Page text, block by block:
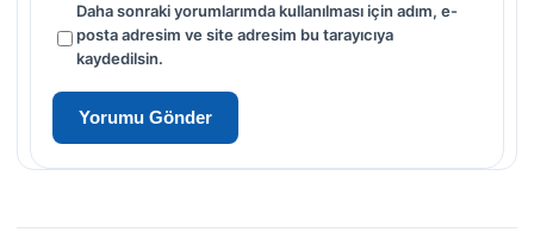
Daha sonraki yorumlarımda kullanılması için adım, e-
posta adresim ve site adresim bu tarayıcıya
kaydedilsin.